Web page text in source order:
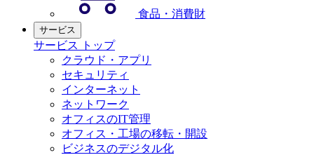
食品・消費財
サービス
サービス トップ
クラウド・アプリ
セキュリティ
インターネット
ネットワーク
オフィスのIT管理
オフィス・工場の移転・開設
ビジネスのデジタル化